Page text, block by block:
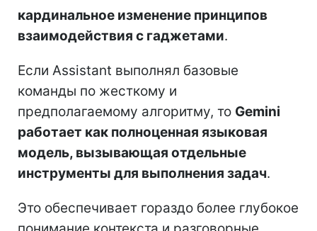
кардинальное изменение принципов
взаимодействия с гаджетами.
Если Assistant выполнял базовые
команды по жесткому и
предполагаемому алгоритму, то Gemini
работает как полноценная языковая
модель, вызывающая отдельные
инструменты для выполнения задач.
Это обеспечивает гораздо более глубокое